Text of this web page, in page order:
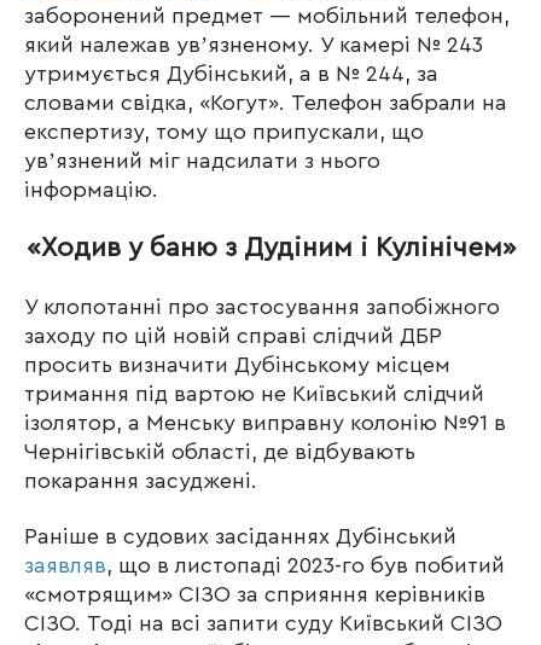
заборонений предмет — мобільний телефон,
який належав увʼязненому. У камері № 243
утримується Дубінський, а в № 244, за
словами свідка, «Когут». Телефон забрали на
експертизу, тому що припускали, що
увʼязнений міг надсилати з нього
інформацію.
«Ходив у баню з Дудіним і Кулінічем»
У клопотанні про застосування запобіжного
заходу по цій новій справі слідчий ДБР
просить визначити Дубінському місцем
тримання під вартою не Київський слідчий
ізолятор, а Менську виправну колонію №91 в
Чернігівській області, де відбувають
покарання засуджені.
Раніше в судових засіданнях Дубінський
заявляв, що в листопаді 2023-го був побитий
«смотрящим» СІЗО за сприяння керівників
СІЗО. Тоді на всі запити суду Київський СІЗО